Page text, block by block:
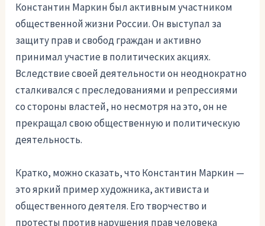
Константин Маркин был активным участником
общественной жизни России. Он выступал за
защиту прав и свобод граждан и активно
принимал участие в политических акциях.
Вследствие своей деятельности он неоднократно
сталкивался с преследованиями и репрессиями
со стороны властей, но несмотря на это, он не
прекращал свою общественную и политическую
деятельность.
Кратко, можно сказать, что Константин Маркин —
это яркий пример художника, активиста и
общественного деятеля. Его творчество и
протесты против нарушения прав человека